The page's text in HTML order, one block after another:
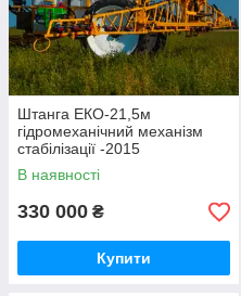
Штанга ЕКО-21,5м
гідромеханічний механізм
стабілізації -2015
В наявності
330 000 ₴
Купити